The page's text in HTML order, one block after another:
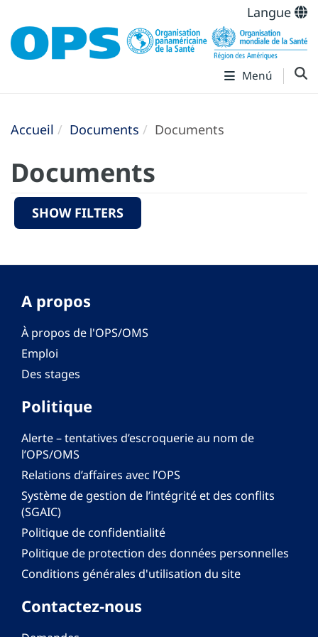
Langue
Menú
Accueil Documents Documents
Documents
SHOW FILTERS
A propos
À propos de l'OPS/OMS
Emploi
Des stages
Politique
Alerte – tentatives d’escroquerie au nom de
l’OPS/OMS
Relations d’affaires avec l’OPS
Système de gestion de l’intégrité et des conflits
(SGAIC)
Politique de confidentialité
Politique de protection des données personnelles
Conditions générales d'utilisation du site
Contactez-nous